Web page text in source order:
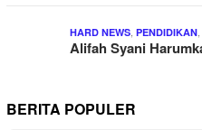
HARD NEWS PENDIDIKAN
Alifah Syani
BERITA POPULER